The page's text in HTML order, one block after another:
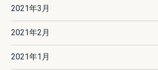
2021年3月
2021年2月
2021年1月